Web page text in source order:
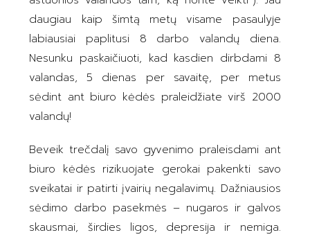
daugiau kaip šimtą metų visame pasaulyje
labiausiai paplitusi 8 darbo valandų diena.
Nesunku paskaičiuoti, kad kasdien dirbdami 8
valandas, 5 dienas per savaitę, per metus
sėdint ant biuro kėdės praleidžiate virš 2000
valandų!
Beveik trečdalį savo gyvenimo praleisdami ant
biuro kėdės rizikuojate gerokai pakenkti savo
sveikatai ir patirti įvairių negalavimų. Dažniausios
sėdimo darbo pasekmės – nugaros ir galvos
skausmai, širdies ligos, depresija ir nemiga.